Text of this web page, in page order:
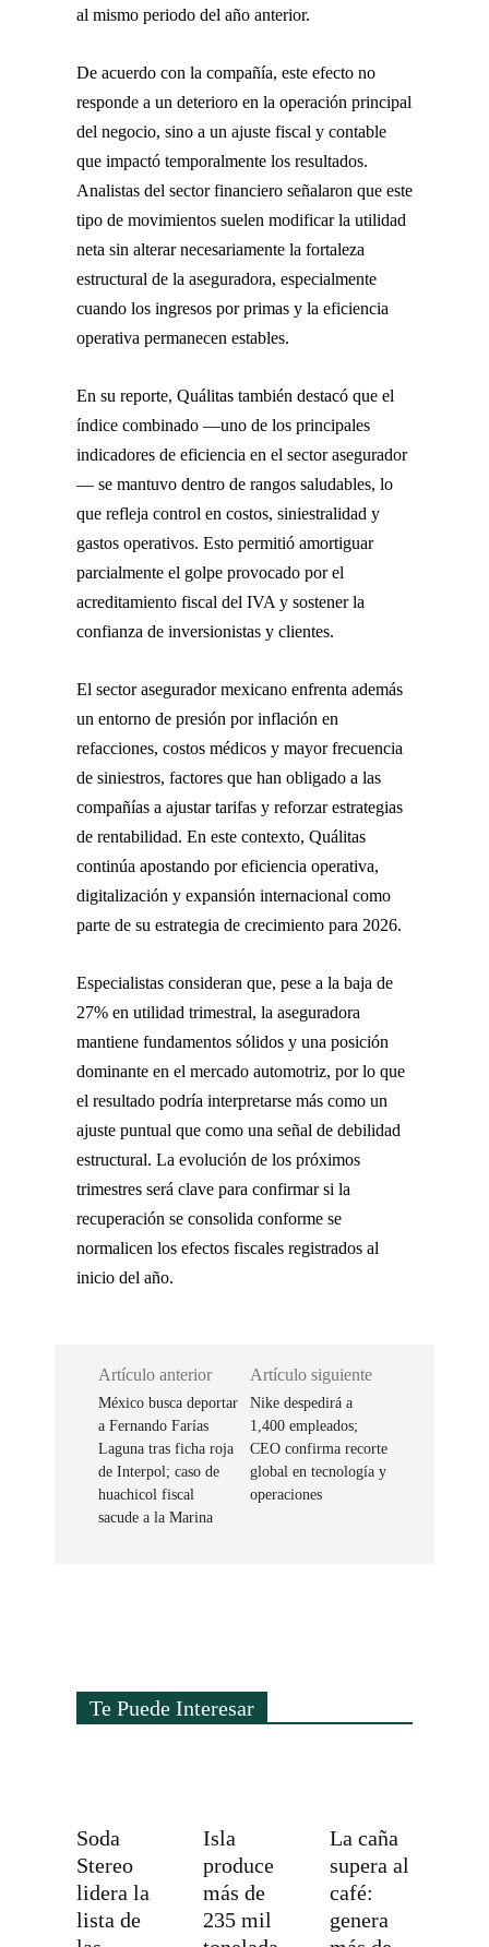
al mismo periodo del año anterior.
De acuerdo con la compañía, este efecto no
responde a un deterioro en la operación principal
del negocio, sino a un ajuste fiscal y contable
que impactó temporalmente los resultados.
Analistas del sector financiero señalaron que este
tipo de movimientos suelen modificar la utilidad
neta sin alterar necesariamente la fortaleza
estructural de la aseguradora, especialmente
cuando los ingresos por primas y la eficiencia
operativa permanecen estables.
En su reporte, Quálitas también destacó que el
índice combinado —uno de los principales
indicadores de eficiencia en el sector asegurador
— se mantuvo dentro de rangos saludables, lo
que refleja control en costos, siniestralidad y
gastos operativos. Esto permitió amortiguar
parcialmente el golpe provocado por el
acreditamiento fiscal del IVA y sostener la
confianza de inversionistas y clientes.
El sector asegurador mexicano enfrenta además
un entorno de presión por inflación en
refacciones, costos médicos y mayor frecuencia
de siniestros, factores que han obligado a las
compañías a ajustar tarifas y reforzar estrategias
de rentabilidad. En este contexto, Quálitas
continúa apostando por eficiencia operativa,
digitalización y expansión internacional como
parte de su estrategia de crecimiento para 2026.
Especialistas consideran que, pese a la baja de
27% en utilidad trimestral, la aseguradora
mantiene fundamentos sólidos y una posición
dominante en el mercado automotriz, por lo que
el resultado podría interpretarse más como un
ajuste puntual que como una señal de debilidad
estructural. La evolución de los próximos
trimestres será clave para confirmar si la
recuperación se consolida conforme se
normalicen los efectos fiscales registrados al
inicio del año.
Artículo anterior
México busca deportar
a Fernando Farías
Laguna tras ficha roja
de Interpol; caso de
huachicol fiscal
sacude a la Marina
Artículo siguiente
Nike despedirá a
1,400 empleados;
CEO confirma recorte
global en tecnología y
operaciones
Te Puede Interesar
Soda
Stereo
lidera la
lista de
Isla
produce
más de
235 mil
La caña
supera al
café:
genera